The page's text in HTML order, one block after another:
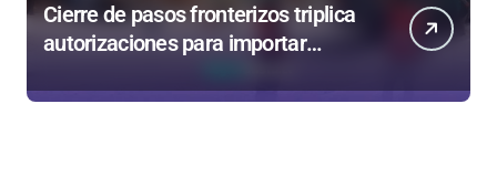
Cierre de pasos fronterizos triplica
autorizaciones para importar